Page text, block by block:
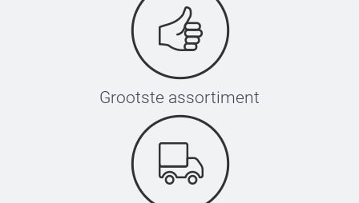
Grootste assortiment